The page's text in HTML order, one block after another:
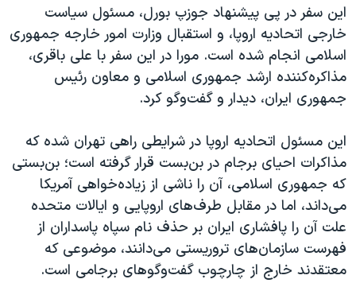
چهل سال گروگان‌گیری
قانون شفافیت دارائی کادر رهبری ایران
اعتراضات مردمی آبان ۹۸
نرگس محمدی برنده جایزه نوبل صلح
همایش محافظه‌کاران آمریکا «سی‌پک»
صفحه‌های ویژه
سفر پرزیدنت ترامپ به چین
این سفر در پی پیشنهاد جوزپ بورل، مسئول سیاست
خارجی اتحادیه اروپا، و استقبال وزارت امور خارجه جمهوری
اسلامی انجام شده‌ است. مورا در این سفر با علی باقری،
مذاکره‌کننده ارشد جمهوری اسلامی و معاون رئیس
جمهوری ایران، دیدار و گفت‌و‌گو کرد.
این مسئول اتحادیه اروپا در شرایطی راهی تهران شده که
مذاکرات احیای برجام در بن‌بست قرار گرفته‌ است؛ بن‌بستی
که جمهوری اسلامی، آن را ناشی از زیاده‌خواهی آمریکا
می‌داند، اما در مقابل طرف‌های اروپایی و ایالات متحده
علت آن را پافشاری ایران بر حذف نام سپاه پاسداران از
فهرست سازمان‌های تروریستی می‌‌دانند، موضوعی که
معتقدند خارج از چارچوب گفت‌و‌گوهای برجامی است.